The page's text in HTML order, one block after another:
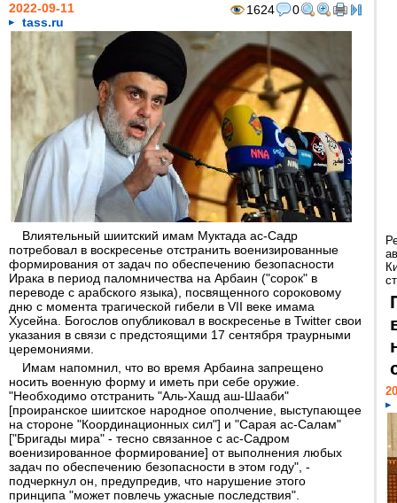
1624 0
2022-09-11
tass.ru
Влиятельный шиитский имам Муктада ас-Садр
потребовал в воскресенье отстранить военизированные
формирования от задач по обеспечению безопасности
Ирака в период паломничества на Арбаин ("сорок" в
переводе с арабского языка), посвященного сороковому
дню с момента трагической гибели в VII веке имама
Хусейна. Богослов опубликовал в воскресенье в Twitter свои
указания в связи с предстоящими 17 сентября траурными
церемониями.
Имам напомнил, что во время Арбаина запрещено
носить военную форму и иметь при себе оружие.
"Необходимо отстранить "Аль-Хашд аш-Шааби"
[проиранское шиитское народное ополчение, выступающее
на стороне "Координационных сил"] и "Сарая ас-Салам"
["Бригады мира" - тесно связанное с ас-Садром
военизированное формирование] от выполнения любых
задач по обеспечению безопасности в этом году", -
подчеркнул он, предупредив, что нарушение этого
принципа "может повлечь ужасные последствия".